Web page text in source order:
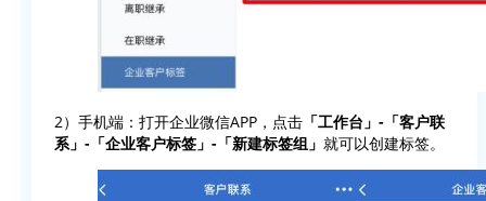
2）手机端：打开企业微信APP，点击 「工作台」-「客户联
系」-「企业客户标签」-「新建标签组」 就可以创建标签。